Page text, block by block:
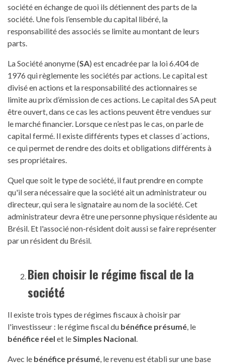
société en échange de quoi ils détiennent des parts de la
société. Une fois l’ensemble du capital libéré, la
responsabilité des associés se limite au montant de leurs
parts.
La Société anonyme (SA) est encadrée par la loi 6.404 de
1976 qui règlemente les sociétés par actions. Le capital est
divisé en actions et la responsabilité des actionnaires se
limite au prix d’émission de ces actions. Le capital des SA peut
être ouvert, dans ce cas les actions peuvent être vendues sur
le marché financier. Lorsque ce n’est pas le cas, on parle de
capital fermé. Il existe différents types et classes d´actions,
ce qui permet de rendre des doits et obligations différents à
ses propriétaires.
Quel que soit le type de société, il faut prendre en compte
qu'il sera nécessaire que la société ait un administrateur ou
directeur, qui sera le signataire au nom de la société. Cet
administrateur devra être une personne physique résidente au
Brésil. Et l'associé non-résident doit aussi se faire représenter
par un résident du Brésil.
Bien choisir le régimefiscal de la
société
Il existe trois types de régimes fiscaux à choisir par
l'investisseur : le régime fiscal du bénéfice présumé, le
bénéfice réel et leSimples Nacional.
Avec le bénéfice présumé, le revenu est établi sur une base